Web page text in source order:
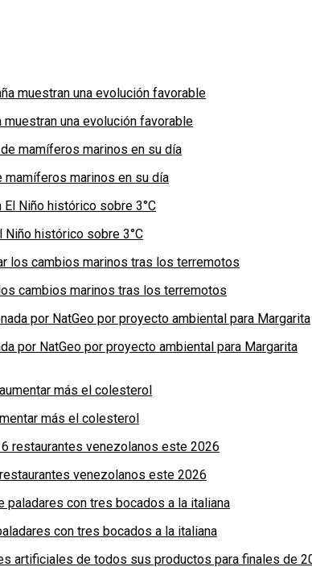
una evolución favorable
mamíferos marinos en su día
Niño histórico sobre 3°C
cambios marinos tras los terremotos
por NatGeo por proyecto ambiental para Margarita
más el colesterol
venezolanos este 2026
con tres bocados a la italiana